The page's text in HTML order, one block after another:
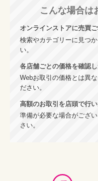
こんな場合は
オンラインストアに売買
検索やカテゴリーに見つ
い。
各店舗ごとの価格を確認
Webお取引の価格とは異
ださい。
高額のお取引を店頭で行
準備が必要な場合がござ
さい。